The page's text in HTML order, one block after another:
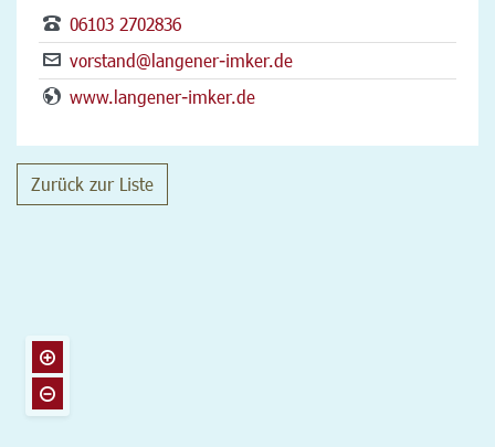
06103 2702836
vorstand@langener-imker.de
www.langener-imker.de
Zurück zur Liste